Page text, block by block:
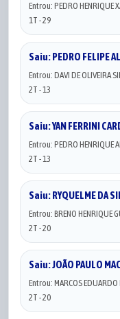
Entrou: PEDRO HENRIQUE
1T - 29
Saiu: PEDRO FELIPE
Entrou: DAVI DE OLIVEIRA
2T - 13
Saiu: YAN FERRINI
Entrou: PEDRO HENRIQUE
2T - 13
Saiu: RYQUELME DA
Entrou: BRENO HENRIQUE
2T - 20
Saiu: JOÃO PAULO
Entrou: MARCOS EDUARDO
2T - 20